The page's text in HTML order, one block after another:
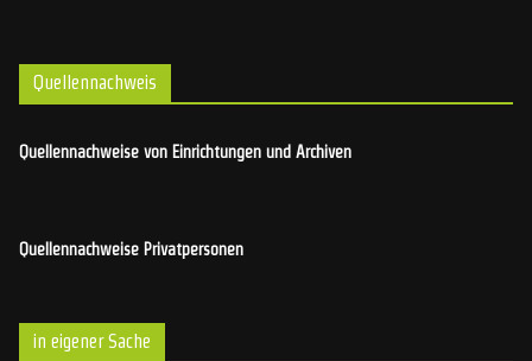
Quellennachweis
Quellennachweise von Einrichtungen und Archiven
Quellennachweise Privatpersonen
in eigener Sache